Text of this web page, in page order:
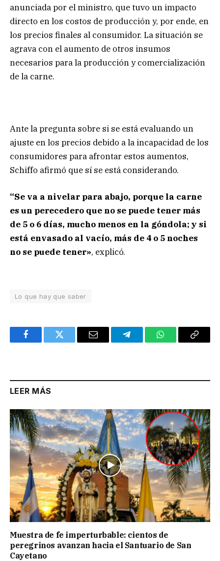
anunciada por el ministro, que tuvo un impacto
directo en los costos de producción y, por ende, en
los precios finales al consumidor. La situación se
agrava con el aumento de otros insumos
necesarios para la producción y comercialización
de la carne.
Ante la pregunta sobre si se está evaluando un
ajuste en los precios debido a la incapacidad de los
consumidores para afrontar estos aumentos,
Schiffo afirmó que sí se está considerando.
“Se va a nivelar para abajo, porque la carne
es un perecedero que no se puede tener más
de 5 o 6 días, mucho menos en la góndola; y si
está envasado al vacío, más de 4 o 5 noches
no se puede tener», explicó.
Lo que hay que saber
FacebookTwitter Email TelegramWhatsAppCopy
LEER MÁS
Muestra de fe imperturbable: cientos de
peregrinos avanzan hacia el Santuario de San
Cayetano